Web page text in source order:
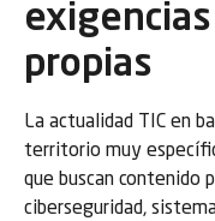
propias
La actualidad TIC en
territorio muy
que buscan contenido
ciberseguridad,